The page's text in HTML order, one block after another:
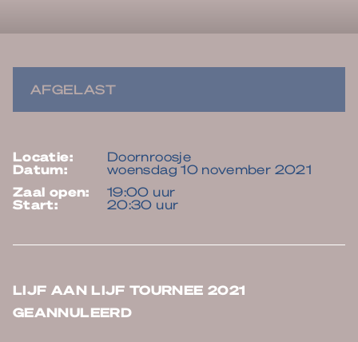
AFGELAST
locatie: Doornroosje
datum:
woensdag 10 november 2021
zaal open:
19:00 uur
start: 20:30 uur
LIJF AAN LIJF TOURNEE 2021
GEANNULEERD